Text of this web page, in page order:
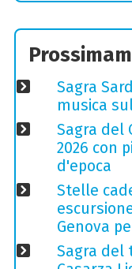
Sagra
musica
Sagra del
2026 con
d'epoca
Stelle
Genova
Sagra